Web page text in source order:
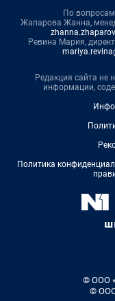
По
Жапарова Жанна,
Ревина Мария,
Редакция сайта не
информации,
Политика
© ООО
© ООО